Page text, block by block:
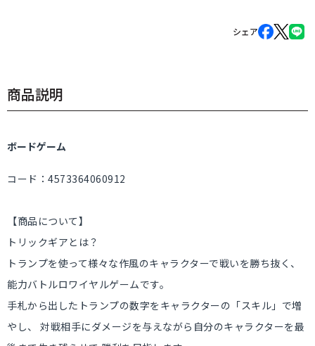
シェア
商品説明
ボードゲーム
コード：4573364060912
【商品について】
トリックギアとは？
トランプを使って様々な作風のキャラクターで戦いを勝ち抜く、
能力バトルロワイヤルゲームです。
手札から出したトランプの数字をキャラクターの「スキル」で増
やし、 対戦相手にダメージを与えながら自分のキャラクターを最